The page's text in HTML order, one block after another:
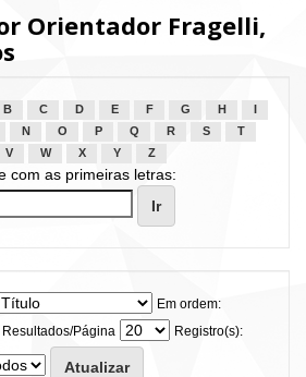
Orientador Fragelli,
B C D E F G H
N O P Q R S
T
V W X Y Z
com as primeiras letras:
Em ordem:
Resultados/Página
Registro(s):